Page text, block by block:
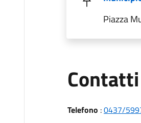
Piazza
Contatti
Telefono :0437/